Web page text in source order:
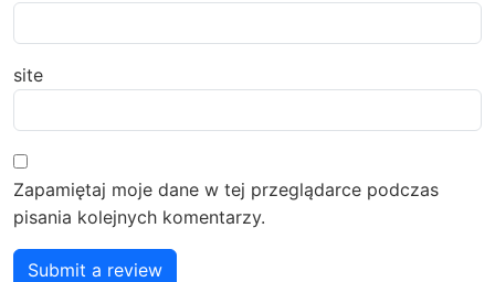
site
Zapamiętaj moje dane w tej przeglądarce podczas
pisania kolejnych komentarzy.
Submit a review